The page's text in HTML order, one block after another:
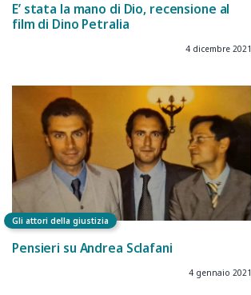
E’ stata la mano di Dio, recensione al
film di Dino Petralia
4 dicembre 2021
Gli attori della giustizia
Pensieri su Andrea Sclafani
4 gennaio 2021